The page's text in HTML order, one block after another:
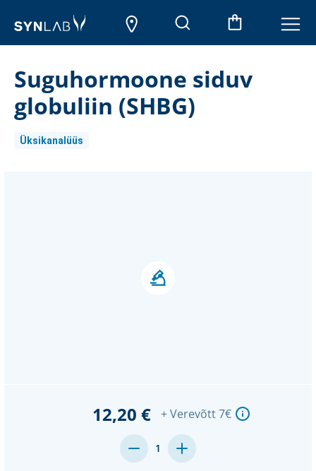
Suguhormoone siduv
globuliin (SHBG)
Üksikanalüüs
12,20 € + Verevõtt 7€
MENGE
VON
UNDEFINED
1
MENGE
VON
UNDEFINED